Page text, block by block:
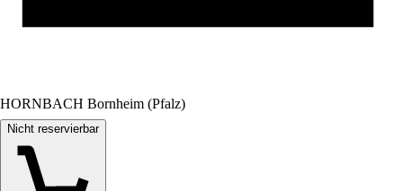
HORNBACH Bornheim (Pfalz)
Nicht reservierbar